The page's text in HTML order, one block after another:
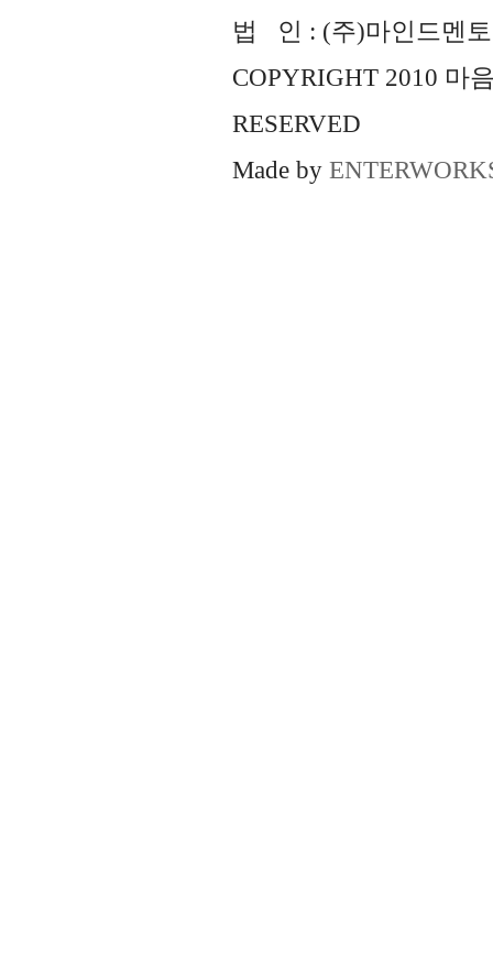
법 인 : (주)마인드멘토
COPYRIGHT 2010 마
RESERVED
Made by